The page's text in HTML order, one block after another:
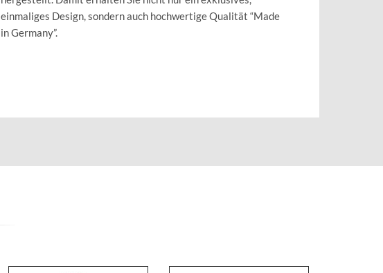
einmaliges Design, sondern auch hochwertige Qualität “Made
in Germany”.